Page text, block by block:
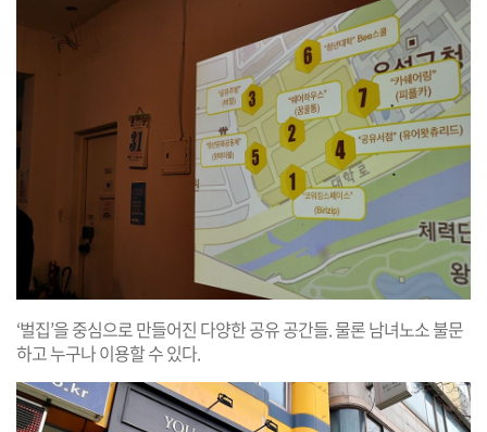
‘벌집’을 중심으로 만들어진 다양한 공유 공간들. 물론 남녀노소 불문
하고 누구나 이용할 수 있다.